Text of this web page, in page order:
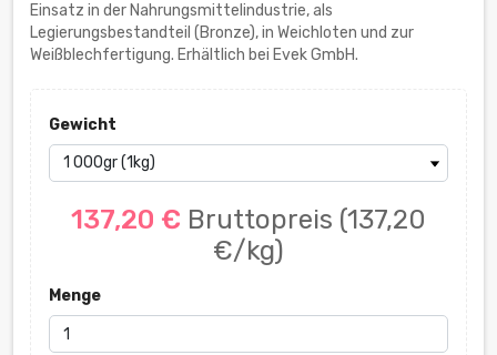
Einsatz in der Nahrungsmittelindustrie, als
Legierungsbestandteil (Bronze), in Weichloten und zur
Weißblechfertigung. Erhältlich bei Evek GmbH.
Gewicht
137,20 € Bruttopreis (137,20
€/kg)
Menge